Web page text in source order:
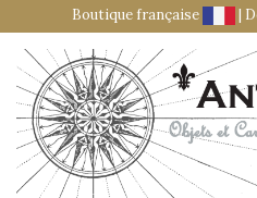
Boutique française |